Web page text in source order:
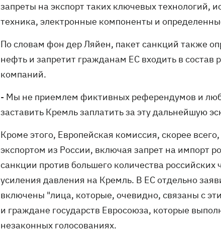
запреты на экспорт таких ключевых технологий,
техника, электронные компоненты и
По словам фон дер Ляйен, пакет санкций также
нефть и запретит гражданам ЕС входить в состав
компаний.
- Мы не приемлем фиктивных референдумов и
заставить Кремль заплатить за эту дальнейшую
Кроме этого, Европейская комиссия, скорее
экспортом из России, включая запрет на импорт
санкции против большего количества
усиления давления на Кремль. В ЕС отдельно
включены "лица, которые, очевидно, связаны с
и граждане государств Евросоюза, которые
незаконных голосованиях.